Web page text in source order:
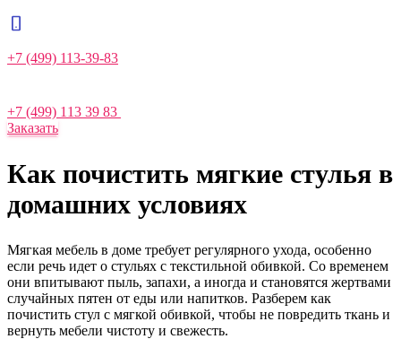
+7 (499) 113-39-83
+7 (499) 113 39 83
Заказать
Как почистить мягкие стулья в
домашних условиях
Мягкая мебель в доме требует регулярного ухода, особенно
если речь идет о стульях с текстильной обивкой. Со временем
они впитывают пыль, запахи, а иногда и становятся жертвами
случайных пятен от еды или напитков. Разберем как
почистить стул с мягкой обивкой, чтобы не повредить ткань и
вернуть мебели чистоту и свежесть.